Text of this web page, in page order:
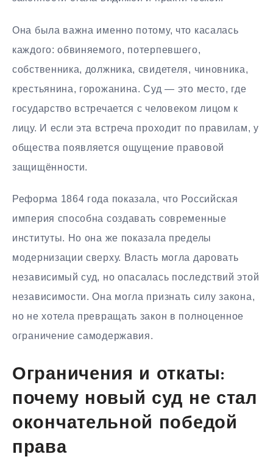
Она была важна именно потому, что касалась
каждого: обвиняемого, потерпевшего,
собственника, должника, свидетеля, чиновника,
крестьянина, горожанина. Суд — это место, где
государство встречается с человеком лицом к
лицу. И если эта встреча проходит по правилам, у
общества появляется ощущение правовой
защищённости.
Реформа 1864 года показала, что Российская
империя способна создавать современные
институты. Но она же показала пределы
модернизации сверху. Власть могла даровать
независимый суд, но опасалась последствий этой
независимости. Она могла признать силу закона,
но не хотела превращать закон в полноценное
ограничение самодержавия.
Ограничения и откаты:
почему новый суд не стал
окончательной победой
права